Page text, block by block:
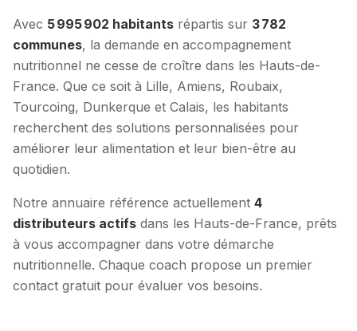
Avec 5 995 902 habitants répartis sur 3 782
communes, la demande en accompagnement
nutritionnel ne cesse de croître dans les Hauts-de-
France. Que ce soit à Lille, Amiens, Roubaix,
Tourcoing, Dunkerque et Calais, les habitants
recherchent des solutions personnalisées pour
améliorer leur alimentation et leur bien-être au
quotidien.
Notre annuaire référence actuellement 4
distributeurs actifs dans les Hauts-de-France, prêts
à vous accompagner dans votre démarche
nutritionnelle. Chaque coach propose un premier
contact gratuit pour évaluer vos besoins.